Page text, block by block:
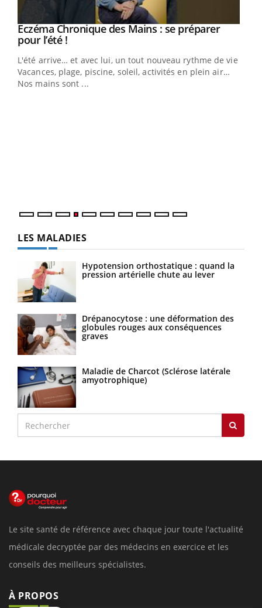
Youtube
Eczéma Chronique des Mains : se préparer
pour l’été !Youtube
L'été arrive… et avec lui, un tout nouveau rythme de vie !
Vacances, plage, piscine, soleil, activités en plein air…
Nos mains sont ...
LES MALADIES
Hypotension orthostatique : quand la
pression artérielle chute au lever
Drépanocytose : une déformation des
globules rouges aux conséquences
graves
Maladie de Charcot (Sclérose latérale
amyotrophique)
Le site santé de référence avec chaque jour toute l'actualité
médicale decryptée par des médecins en exercice et les
conseils des meilleurs spécialistes.
À PROPOS